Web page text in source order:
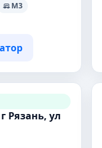
M3
Рязань, ул